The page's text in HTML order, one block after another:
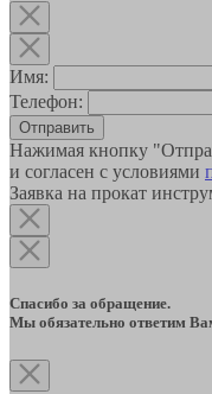
Имя:
Телефон:
Отправить
Нажимая кнопку
и согласен с условиями
Заявка на прокат
Спасибо за обращение.
Мы обязательно ответим